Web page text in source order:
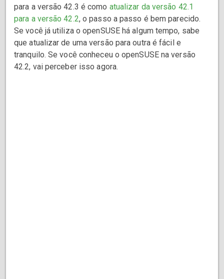
para a versão 42.3 é como atualizar da versão 42.1
para a versão 42.2, o passo a passo é bem parecido.
Se você já utiliza o openSUSE há algum tempo, sabe
que atualizar de uma versão para outra é fácil e
tranquilo. Se você conheceu o openSUSE na versão
42.2, vai perceber isso agora.